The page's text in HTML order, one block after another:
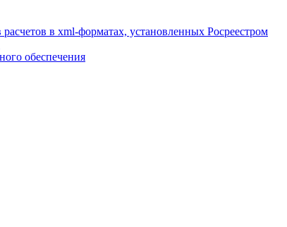
расчетов в xml-форматах, установленных Росреестром
обеспечения